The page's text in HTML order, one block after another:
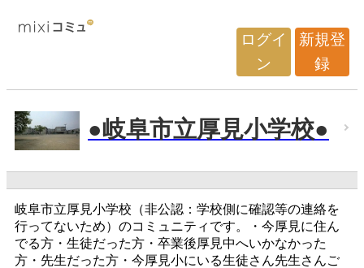
ログイ
ン
新規登
録
●岐阜市立厚見小学校●
岐阜市立厚見小学校（非公認：学校側に確認等の連絡を
行ってないため）のコミュニティです。・今厚見に住ん
でる方・生徒だった方・卒業後厚見中へいかなかった
方・先生だった方・今厚見小にいる生徒さん先生さんご